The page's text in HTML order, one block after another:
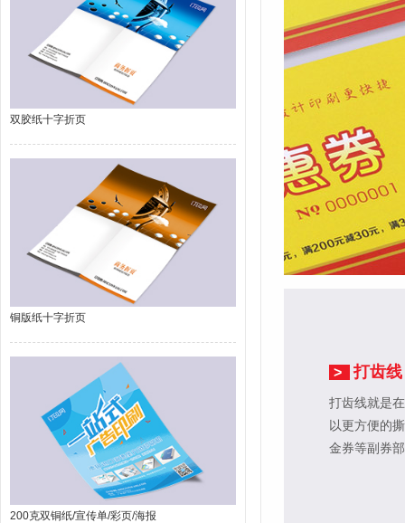
双胶纸十字折页
铜版纸十字折页
200克双铜纸/宣传单/彩页/海报
> 打齿线
打齿线就是
以更方便的
金券等副券